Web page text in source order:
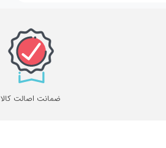
ضمانت اصالت کالا